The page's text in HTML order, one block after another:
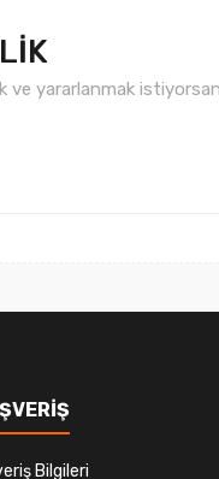
yararlanmak
Bilgileri